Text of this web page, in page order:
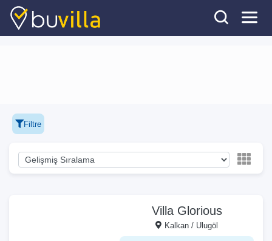
Filtre
Villa Glorious
Kalkan / Ulugöl